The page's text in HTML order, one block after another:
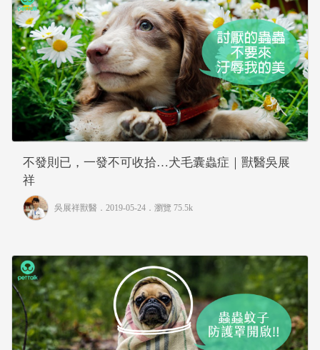
不發則已，一發不可收拾…犬毛囊蟲症｜獸醫吳展
祥
吳展祥獸醫 ．2019-05-24． 瀏覽 75.5k